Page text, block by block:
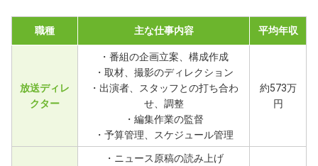
職種 主な仕事内容 平均年収
放送ディレ
クター
・番組の企画立案、構成作成
・取材、撮影のディレクション
・出演者、スタッフとの打ち合わ
せ、調整
・編集作業の監督
・予算管理、スケジュール管理
約573万
円
・ニュース原稿の読み上げ